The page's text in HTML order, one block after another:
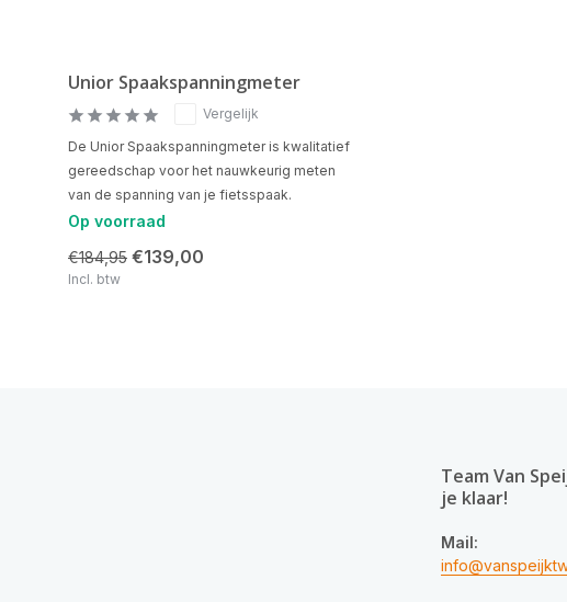
Unior Spaakspanningmeter
Vergelijk
De Unior Spaakspanningmeter is kwalitatief
gereedschap voor het nauwkeurig meten
van de spanning van je fietsspaak.
Op voorraad
€184,95 €139,00
Incl. btw
Team Van
je klaar!
Mail: